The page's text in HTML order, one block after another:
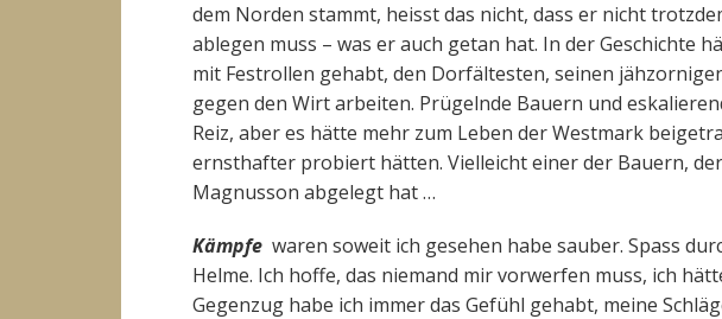
dem Norden stammt, heisst das nicht, dass er nicht
ablegen muss – was er auch getan hat. In der Geschichte
mit Festrollen gehabt, den Dorfältesten, seinen
gegen den Wirt arbeiten. Prügelnde Bauern und
Reiz, aber es hätte mehr zum Leben der Westmark
ernsthafter probiert hätten. Vielleicht einer der Bauern,
Magnusson abgelegt hat …
Kämpfe waren soweit ich gesehen habe sauber. Spass
Helme. Ich hoffe, das niemand mir vorwerfen muss, ich
Gegenzug habe ich immer das Gefühl gehabt, meine